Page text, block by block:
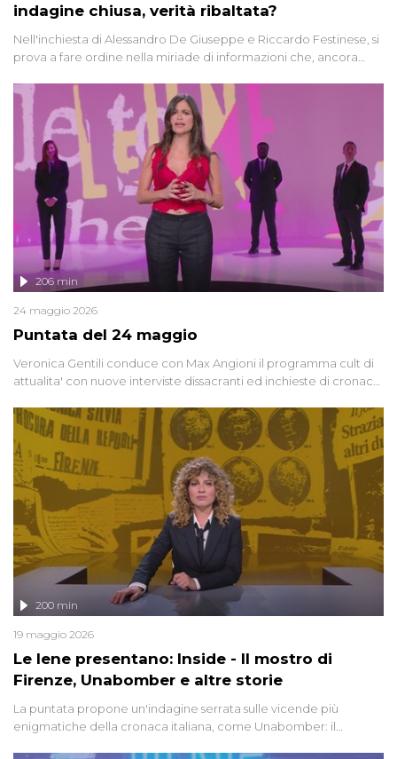
indagine chiusa, verità ribaltata?
Nell'inchiesta di Alessandro De Giuseppe e Riccardo Festinese, si
prova a fare ordine nella miriade di informazioni che, ancora
giudiziarie più discusse degli ultimi anni. Lo speciale ricostruisce la
vicenda mettendo in fila testimonianze, errori, dettagli
controversi e i protagonisti di un'indagine che sembra non avere
fine.
Puntata del 24 maggio
206 min
24 maggio 2026
Veronica Gentili conduce con Max Angioni il programma cult di
attualita' con nuove interviste dissacranti ed inchieste di cronaca
Le Iene presentano: Inside - Il mostro di
Firenze, Unabomber e altre storie
200 min
19 maggio 2026
La puntata propone un'indagine serrata sulle vicende più
enigmatiche della cronaca italiana, come Unabomber: il